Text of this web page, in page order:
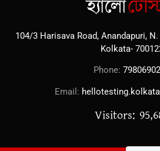
104/3 Harisava Road, Anandapuri,
Kolkata-
Phone:
Email:
Visitors: